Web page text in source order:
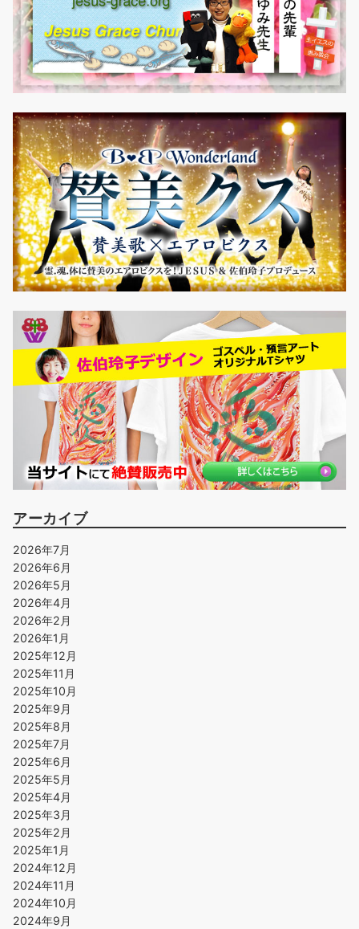
アーカイブ
2026年7月
2026年6月
2026年5月
2026年4月
2026年2月
2026年1月
2025年12月
2025年11月
2025年10月
2025年9月
2025年8月
2025年7月
2025年6月
2025年5月
2025年4月
2025年3月
2025年2月
2025年1月
2024年12月
2024年11月
2024年10月
2024年9月